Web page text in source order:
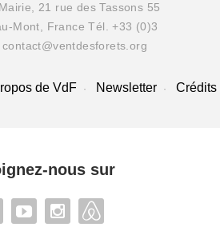
Mairie, 21 rue des Tassons 55
Mont, France Tél. +33 (0)3
contact@ventdesforets.org
de VdF Newsletter Crédits
nous sur